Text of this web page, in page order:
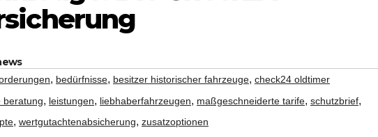
, bedürfnisse, besitzer historischer fahrzeuge, check24 oldtimer
beratung, leistungen, liebhaberfahrzeugen, maßgeschneiderte tarife, schutzbrief,
, wertgutachtenabsicherung, zusatzoptionen